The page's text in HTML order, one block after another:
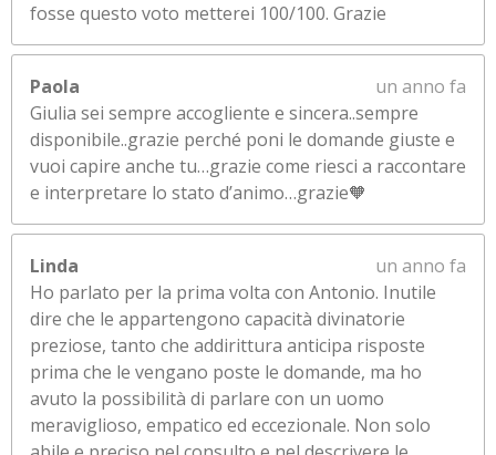
fosse questo voto metterei 100/100. Grazie
Paola
un anno fa
Giulia sei sempre accogliente e sincera..sempre
disponibile..grazie perché poni le domande giuste e
vuoi capire anche tu…grazie come riesci a raccontare
e interpretare lo stato d’animo…grazie🧡
Linda
un anno fa
Ho parlato per la prima volta con Antonio. Inutile
dire che le appartengono capacità divinatorie
preziose, tanto che addirittura anticipa risposte
prima che le vengano poste le domande, ma ho
avuto la possibilità di parlare con un uomo
meraviglioso, empatico ed eccezionale. Non solo